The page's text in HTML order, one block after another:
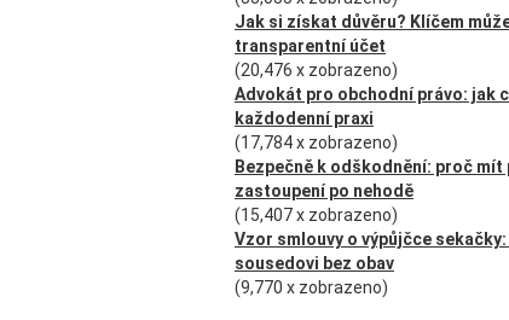
Jak si získat důvěru? Klíčem
transparentní účet
(20,476 x zobrazeno)
Advokát pro obchodní právo: jak
každodenní praxi
(17,784 x zobrazeno)
Bezpečně k odškodnění: proč mít
zastoupení po nehodě
(15,407 x zobrazeno)
Vzor smlouvy o výpůjčce
sousedovi bez obav
(9,770 x zobrazeno)